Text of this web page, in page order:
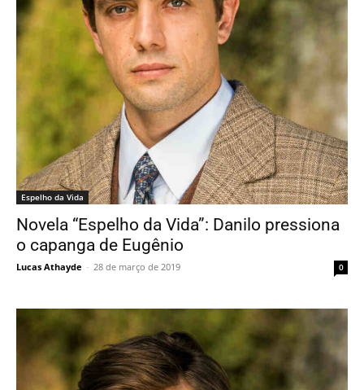
Espelho da Vida
Novela “Espelho da Vida”: Danilo pressiona
o capanga de Eugênio
Lucas Athayde - 28 de março de 2019 0